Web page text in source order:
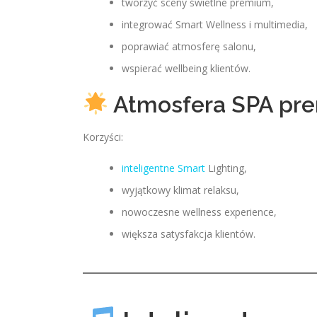
integrować Smart Wellness i multimedia,
poprawiać atmosferę salonu,
wspierać wellbeing klientów.
Atmosfera SPA
Korzyści:
inteligentne Smart Lighting,
wyjątkowy klimat relaksu,
nowoczesne wellness experience,
większa satysfakcja klientów.